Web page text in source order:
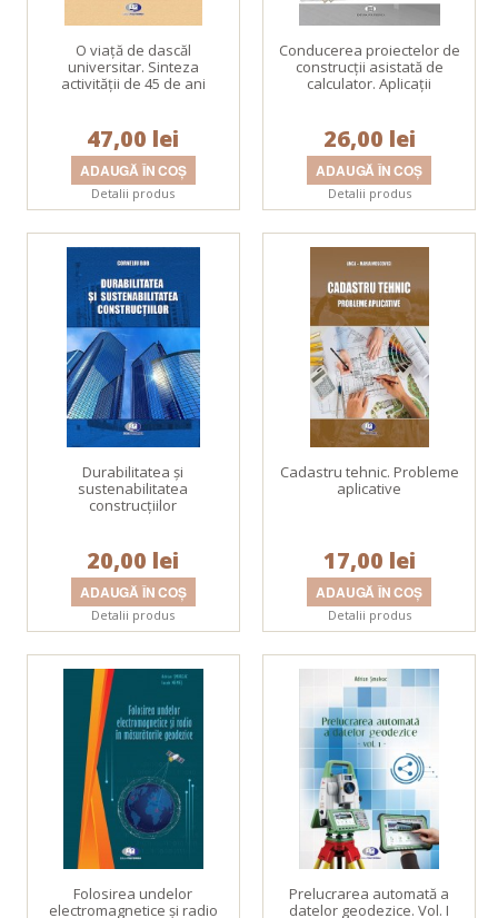
O viaţă de dascăl
universitar. Sinteza
activităţii de 45 de ani
47,00 lei
Detalii produs
Conducerea proiectelor de
construcţii asistată de
calculator. Aplicaţii
26,00 lei
Detalii produs
Durabilitatea şi
sustenabilitatea
construcţiilor
20,00 lei
Detalii produs
Cadastru tehnic. Probleme
aplicative
17,00 lei
Detalii produs
Folosirea undelor
electromagnetice şi radio
Prelucrarea automată a
datelor geodezice. Vol. I